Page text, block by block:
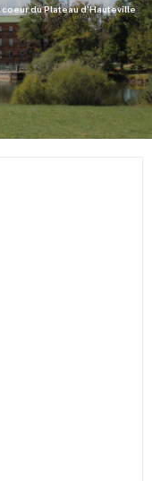
du Plateau d'Hauteville